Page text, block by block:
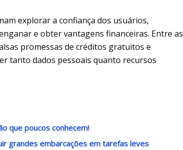
explorar a confiança dos usuários,
e obter vantagens financeiras. Entre as
promessas de créditos gratuitos e
tanto dados pessoais quanto recursos
que poucos conhecem!
grandes embarcações em tarefas leves